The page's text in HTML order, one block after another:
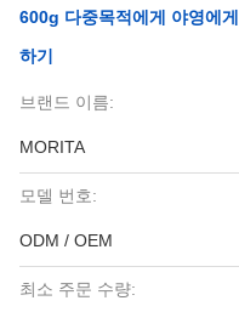
600g 다중목적에게 야영에
하기
브랜드 이름:
MORITA
모델 번호:
ODM / OEM
최소 주문 수량: